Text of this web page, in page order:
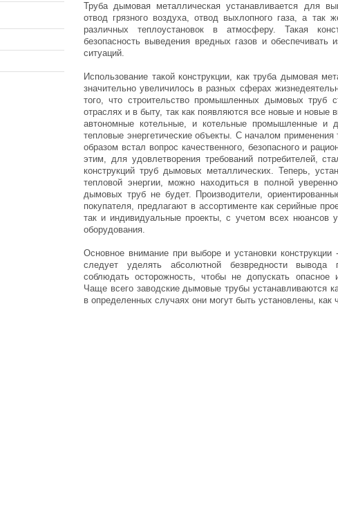
Труба дымовая металлическая устанавливается для
отвод грязного воздуха, отвод выхлопного газа, а так
различных теплоустановок в атмосферу. Такая
безопасность выведения вредных газов и обеспечивать
ситуаций.
Использование такой конструкции, как труба дымовая
значительно увеличилось в разных сферах
того, что строительство промышленных дымовых труб
отраслях и в быту, так как появляются все новые и новые
автономные котельные, и котельные промышленные и
тепловые энергетические объекты. С началом применения
образом встал вопрос качественного, безопасного и
этим, для удовлетворения требований потребителей,
конструкций труб дымовых металлических. Теперь,
тепловой энергии, можно находиться в полной
дымовых труб не будет. Производители,
покупателя, предлагают в ассортименте как серийные
так и индивидуальные проекты, с учетом всех нюансов
оборудования.
Основное внимание при выборе и установки
следует уделять абсолютной безвредности вывода
соблюдать осторожность, чтобы не допускать опасное
Чаще всего заводские дымовые трубы устанавливаются
в определенных случаях они могут быть установлены, как